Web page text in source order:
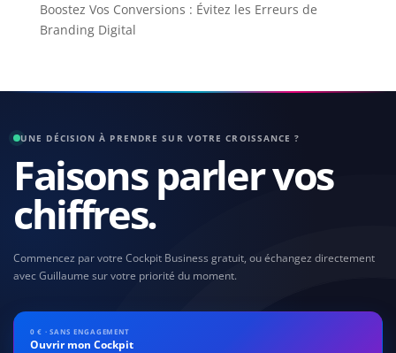
Boostez Vos Conversions : Évitez les Erreurs de
Branding Digital
UNE DÉCISION À PRENDRE SUR VOTRE CROISSANCE ?
Faisons parler vos
chiffres.
Commencez par votre Cockpit Business gratuit, ou échangez directement
avec Guillaume sur votre priorité du moment.
0 € · SANS ENGAGEMENT
Ouvrir mon Cockpit